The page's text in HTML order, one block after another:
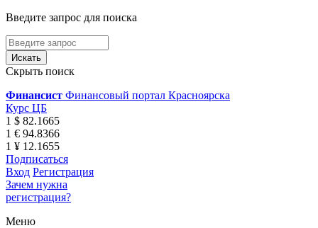
Введите запрос для поиска
Скрыть поиск
Финансист Финансовый портал Красноярска
Курс ЦБ
1 $ 82.1665
1 € 94.8366
1 ¥ 12.1655
Подписаться
Вход Регистрация
Зачем нужна
регистрация?
Меню